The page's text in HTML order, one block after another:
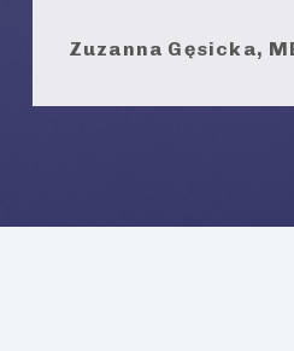
Zuzanna Gęsicka,